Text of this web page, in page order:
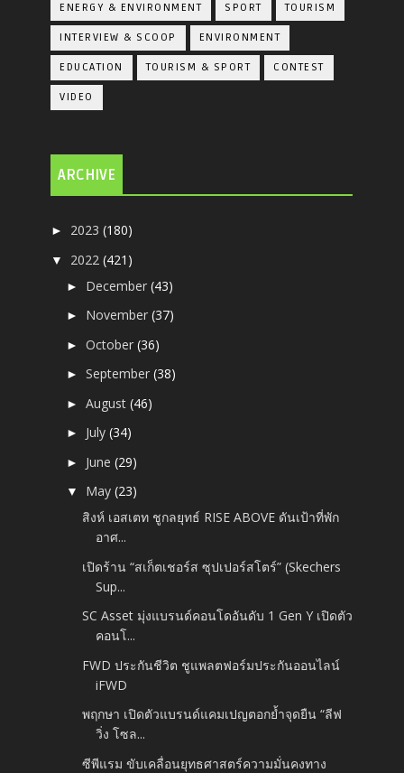
ENERGY & ENVIRONMENT SPORT TOURISM
INTERVIEW & SCOOP ENVIRONMENT
EDUCATION TOURISM & SPORT CONTEST
VIDEO
ARCHIVE
► 2023(180)
▼ 2022(421)
► December(43)
► November(37)
►October(36)
►September(38)
►August(46)
► July(34)
► June(29)
▼ May(23)
สิงห์ เอสเตท ชูกลยุทธ์ RISE ABOVE ดันเป้าที่พัก
อาศ...
เปิดร้าน “สเก็ตเชอร์ส ซุปเปอร์สโตร์” (Skechers
Sup...
SC Asset มุ่งแบรนด์คอนโดอันดับ 1 Gen Y เปิดตัว
คอนโ...
FWD ประกันชีวิต ชูแพลตฟอร์มประกันออนไลน์
iFWD
พฤกษา เปิดตัวแบรนด์แคมเปญตอกย้ำจุดยืน “ลีฟ
วิ่ง โซล...
ซีพีแรม ขับเคลื่อนยุทธศาสตร์ความมั่นคงทาง